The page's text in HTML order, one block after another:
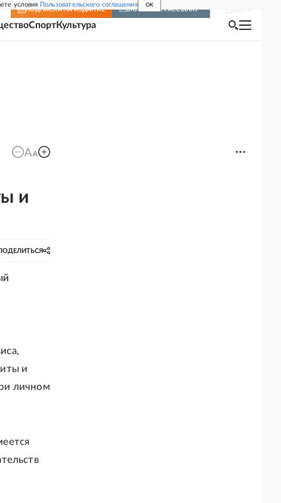
условия Пользовательского соглашения OK
ПОДПИСКА НА ИЗДАНИЕ ВКЛЮЧИТЬ РАССЫЛКУ
СпортКультура
и
и
личном